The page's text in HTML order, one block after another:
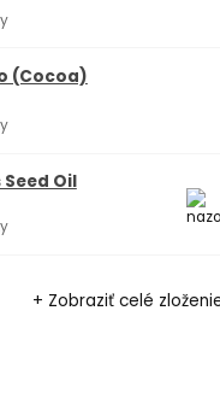
(Cocoa)
Oil
+ Zobraziť celé